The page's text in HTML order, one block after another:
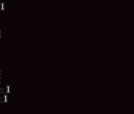
1
1
1